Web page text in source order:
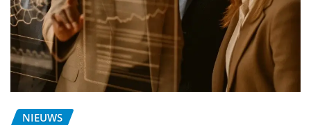
NIEUWS